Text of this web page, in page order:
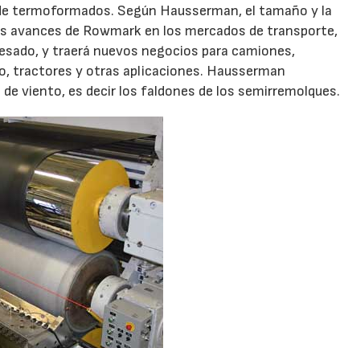
termoformados. Según Hausserman, el tamaño y la
de Rowmark en los mercados de transporte,
y traerá nuevos negocios para camiones,
tractores y otras aplicaciones. Hausserman
viento, es decir los faldones de los semirremolques.
23/07/2026 30/07/2026